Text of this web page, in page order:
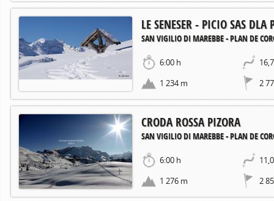
LE SENESER - PICIO SAS DLA
SAN VIGILIO DI MAREBBE - PLAN DE
6:00 h
1 234 m
2
CRODA ROSSA PIZORA
SAN VIGILIO DI MAREBBE - PLAN DE
6:00 h
1 276 m
2